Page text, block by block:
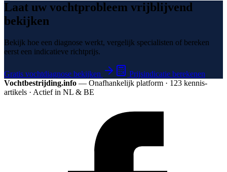
Laat uw vochtprobleem vrijblijvend
bekijken
Bekijk hoe een diagnose werkt, vergelijk specialisten of bereken
eerst een indicatieve richtprijs.
Gratis vochtdiagnose bekijken
Prijsindicatie berekenen
Vochtbestrijding.info — Onafhankelijk platform · 123 kennis­
artikels · Actief in NL & BE